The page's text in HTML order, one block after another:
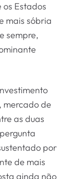
Estados
mais sóbria
sempre,
mercado de
as duas
por
de mais
ainda não